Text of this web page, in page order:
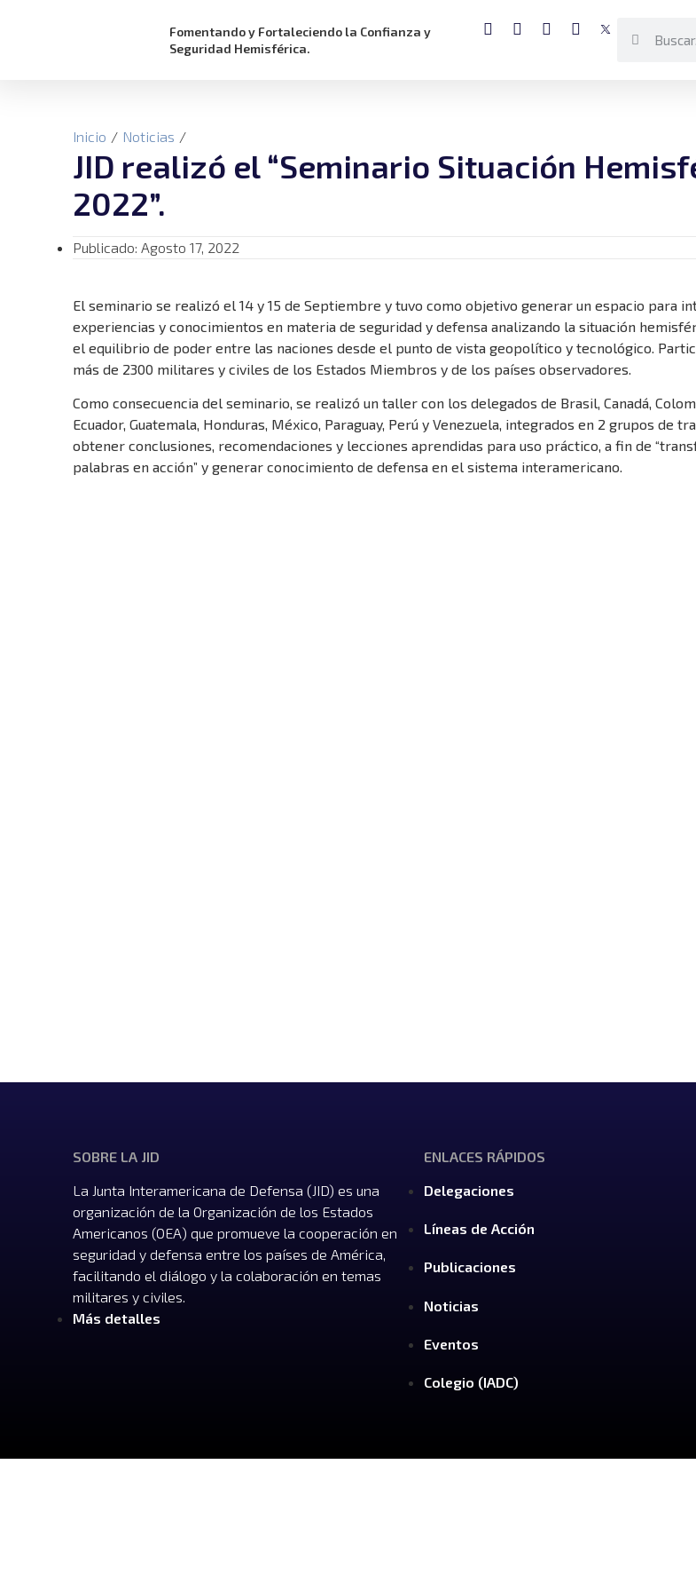
Fomentando y Fortaleciendo la Confianza y
Seguridad Hemisférica.
Inicio / Noticias /
JID realizó el “Seminario Situación
2022”.
Publicado: Agosto 17, 2022
El seminario se realizó el 14 y 15 de Septiembre y tuvo como objetivo generar un espacio para
experiencias y conocimientos en materia de seguridad y defensa analizando la situación
el equilibrio de poder entre las naciones desde el punto de vista geopolítico y tecnológico.
más de 2300 militares y civiles de los Estados Miembros y de los países observadores.
Como consecuencia del seminario, se realizó un taller con los delegados de Brasil, Canadá,
Ecuador, Guatemala, Honduras, México, Paraguay, Perú y Venezuela, integrados en 2 grupos de
obtener conclusiones, recomendaciones y lecciones aprendidas para uso práctico, a fin de
palabras en acción” y generar conocimiento de defensa en el sistema interamericano.
SOBRE LA JID
La Junta Interamericana de Defensa (JID) es una
organización de la Organización de los Estados
Americanos (OEA) que promueve la cooperación en
seguridad y defensa entre los países de América,
facilitando el diálogo y la colaboración en temas
militares y civiles.
Más detalles
ENLACES RÁPIDOS
Delegaciones
Líneas de Acción
Publicaciones
Noticias
Eventos
Colegio (IADC)